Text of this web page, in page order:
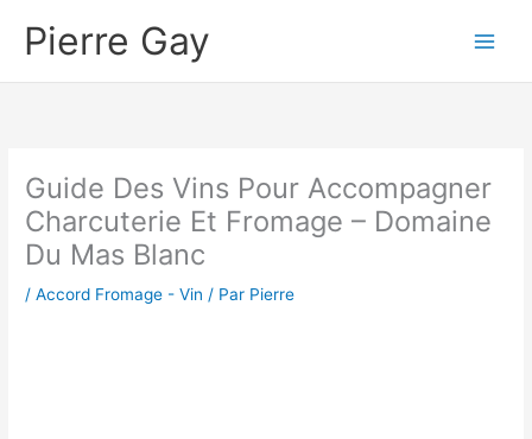
Pierre Gay
Guide Des Vins Pour Accompagner
Charcuterie Et Fromage – Domaine
Du Mas Blanc
/Accord Fromage - Vin / Par Pierre